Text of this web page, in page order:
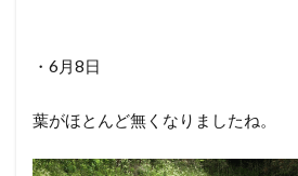
・6月8日
葉がほとんど無くなりましたね。